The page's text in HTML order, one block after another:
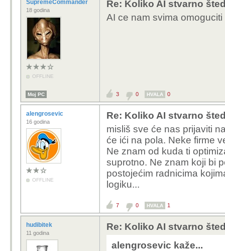
SupremeCommander
18 godina
OFFLINE
Re: Koliko AI stvarno
AI ce nam svima
Moj PC 3 0 HVALA 0
alengrosevic
16 godina
OFFLINE
Re: Koliko AI stvarno
misliš sve će nas prijaviti
će ići na pola. Neke firme
Ne znam od kuda ti
suprotno. Ne znam koji bi
postojećim radnicima
logiku...
7 0 HVALA 1
hudibitek
11 godina
Re: Koliko AI stvarno
alengrosevic kaže...